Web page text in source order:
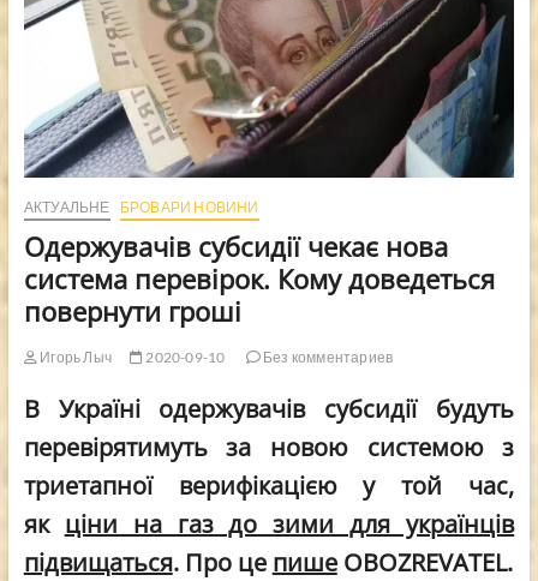
АКТУАЛЬНЕ БРОВАРИ НОВИНИ
Одержувачів субсидії чекає нова
система перевірок. Кому доведеться
повернути гроші
Игорь Лыч 2020-09-10 Без комментариев
В Україні одержувачів субсидії будуть
перевірятимуть за новою системою з
триетапної верифікацією у той час,
як ціни на газ до зими для українців
підвищаться. Про це пишеOBOZREVATEL.